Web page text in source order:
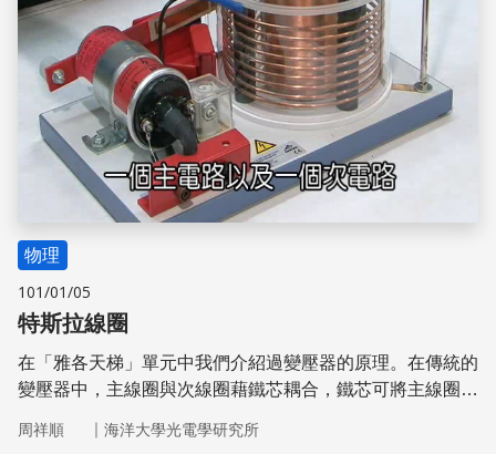
敲擊金屬鈴。
物理
101/01/05
特斯拉線圈
在「雅各天梯」單元中我們介紹過變壓器的原理。在傳統的
變壓器中，主線圈與次線圈藉鐵芯耦合，鐵芯可將主線圈
比。傳統變壓器可於一般電壓下工作，但在高電壓下極易毀
周祥順 ｜ 海洋大學光電學研究所